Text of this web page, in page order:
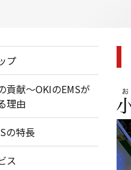
プ
貢献～OKIのEMSが
理由
の特長
ス